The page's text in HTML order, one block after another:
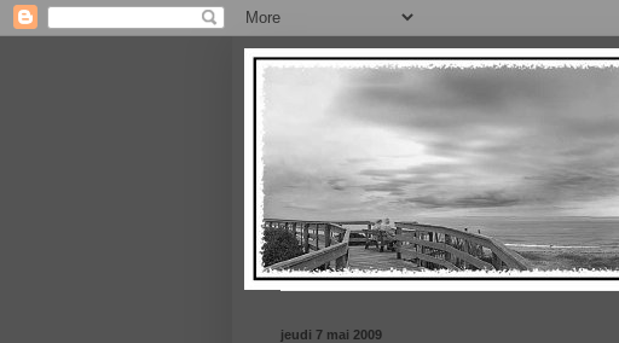
jeudi 7 mai 2009